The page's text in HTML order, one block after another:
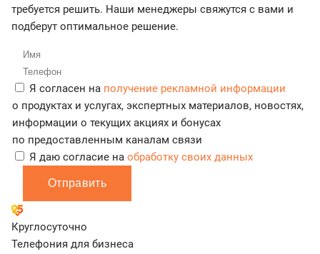
требуется решить. Наши менеджеры свяжутся с вами и
подберут оптимальное решение.
Я согласен на получение рекламной информации
о продуктах и услугах, экспертных материалов, новостях,
информации о текущих акциях и бонусах
по предоставленным каналам связи
Я даю согласие на обработку своих данных
Отправить
Круглосуточно
Телефония для бизнеса